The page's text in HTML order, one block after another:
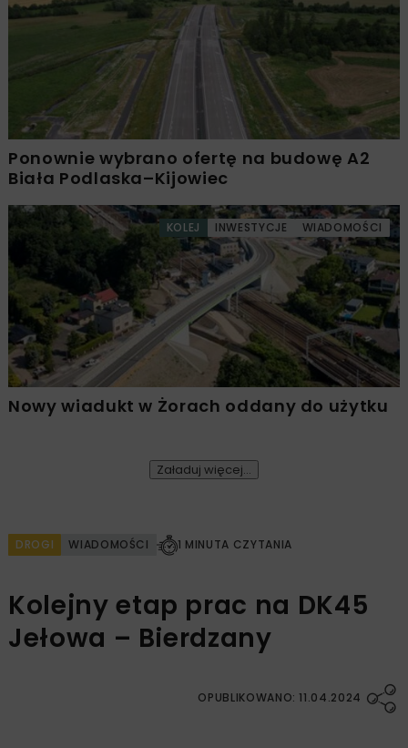
Ponownie wybrano ofertę na budowę A2
Biała Podlaska–Kijowiec
KOLEJ INWESTYCJE WIADOMOŚCI
Nowy wiadukt w Żorach oddany do użytku
Załaduj więcej...
DROGI WIADOMOŚCI 1 MINUTA CZYTANIA
Kolejny etap prac na DK45
Jełowa – Bierdzany
OPUBLIKOWANO: 11.04.2024